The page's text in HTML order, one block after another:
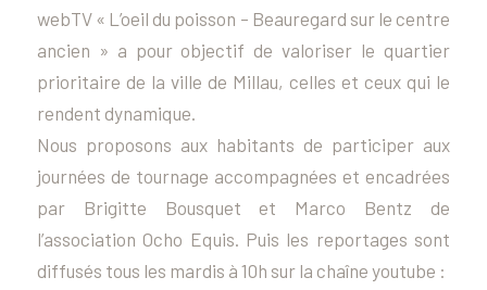
webTV « L’oeil du poisson – Beauregard sur le centre
ancien » a pour objectif de valoriser le quartier
prioritaire de la ville de Millau, celles et ceux qui le
rendent dynamique.
Nous proposons aux habitants de participer aux
journées de tournage accompagnées et encadrées
par Brigitte Bousquet et Marco Bentz de
l’association Ocho Equis. Puis les reportages sont
diffusés tous les mardis à 10h sur la chaîne youtube :